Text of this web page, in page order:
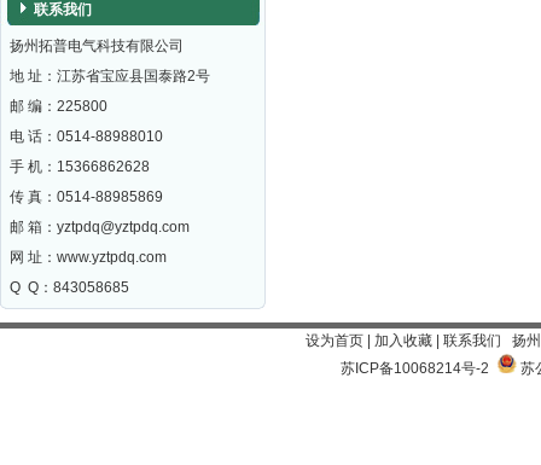
联系我们
扬州拓普电气科技有限公司
地 址：江苏省宝应县国泰路2号
邮 编： 225800
电 话：0514-88988010
手 机：15366862628
传 真：0514-88985869
邮 箱： yztpdq@yztpdq.com
网 址： www.yztpdq.com
Q Q：843058685
设为首页 加入收藏 联系我们 扬
苏ICP备10068214号-2
苏